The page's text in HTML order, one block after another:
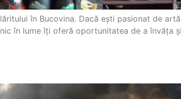
în Bucovina. Dacă ești pasionat de
în lume îți oferă oportunitatea de a învăța